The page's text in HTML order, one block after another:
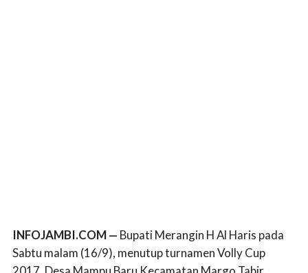
INFOJAMBI.COM — Bupati Merangin H Al Haris pada
Sabtu malam (16/9), menutup turnamen Volly Cup